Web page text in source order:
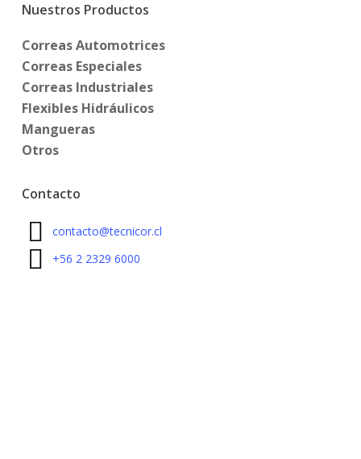
Nuestros Productos
Correas Automotrices
Correas Especiales
Correas Industriales
Flexibles Hidráulicos
Mangueras
Otros
Contacto
contacto@tecnicor.cl
+56 2 2329 6000